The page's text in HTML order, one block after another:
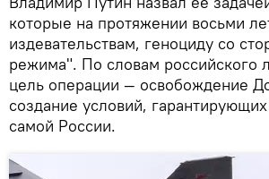
которые на протяжении восьми
издевательствам, геноциду со
режима". По словам российского
цель операции — освобождение
создание условий,
самой России.